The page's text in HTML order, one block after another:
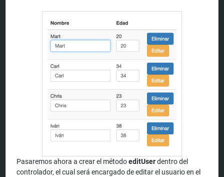
Pasaremos ahora a crear el métodoeditUserdentro del
controlador, el cual será encargado de editar el usuario en el